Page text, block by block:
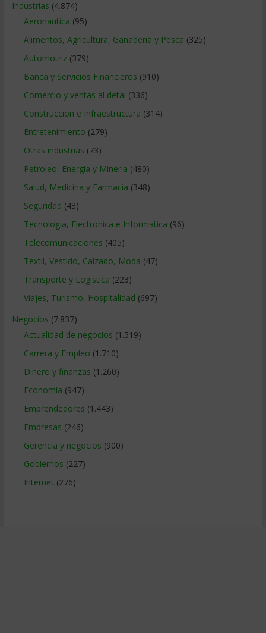
Industrias (4.874)
Aeronautica (95)
Alimentos, Agricultura, Ganaderia y Pesca (325)
Automotriz(379)
Banca y Servicios Financieros (910)
Comercio y ventas al detal (336)
Construccion e Infraestructura (314)
Entretenimiento (279)
Otras industrias (73)
Petroleo, Energia y Mineria (480)
Salud, Medicina y Farmacia (348)
Seguridad (43)
Tecnologia, Electronica e Informatica (96)
Telecomunicaciones (405)
Textil, Vestido, Calzado, Moda (47)
Transporte y Logistica (223)
Viajes, Turismo, Hospitalidad (697)
Negocios (7.837)
Actualidad de negocios (1.519)
Carrera y Empleo (1.710)
Dinero y finanzas (1.260)
Economía (947)
Emprendedores (1.443)
Empresas (246)
Gerencia y negocios (900)
Gobiernos (227)
Internet (276)